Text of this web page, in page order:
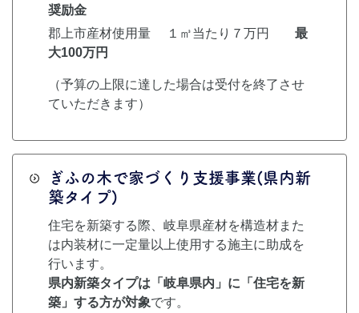
奨励金
郡上市産材使用量 １㎥当たり７万円 最
大100万円
（予算の上限に達した場合は受付を終了させ
ていただきます）
ぎふの木で家づくり支援事業(県内新
築タイプ)
住宅を新築する際、岐阜県産材を構造材また
は内装材に一定量以上使用する施主に助成を
行います。
県内新築タイプは「岐阜県内」に「住宅を新
築」する方が対象です。